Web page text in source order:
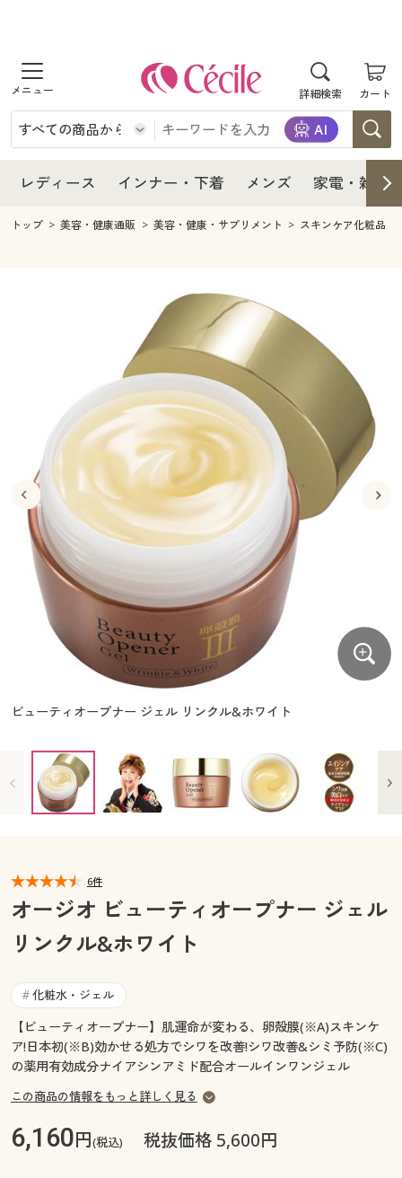
詳細検索 カート
商品を探す
レディース
レディースファッション
インナー・下着
インナー・下着通販すべて
ジュニア・ティーンズ下着
メンズ
キッチン・雑貨・日用品
寝具・インテリア・家具
寝具・インテリア・家具通販すべて
家具・収納
寝具・ベッド
カーテン・ラグ・ファブリック
美容・健康通販すべて
美容・健康・サプリメント
制服・スクール
制服・スクールすべて
制服・学生服
ジュニア・ティーンズ下着
大きいサイズ
大きいサイズ通販すべて
大きいサイズ レディース服
大きいサイズ レディース下着
大きいサイズ メンズ
バーゲン
バーゲンセール
シークレットセール
詳細検索
商品カテゴリ一覧
カタログ
カタログ・チラシからのご注文
デジタルカタログ
カタログ無料プレゼント
マイページ
閲覧履歴
お気に入り
サポート
よくある質問とお問い合わせ
レディース インナー・下着 メンズ 家電・雑貨
レディース
レディース通販すべて
レディースファッション
インナー・下着
インナー・下着通販すべて
ジュニア・ティーンズ下着
メンズ
キッチン・雑貨・日用品
寝具・インテリア・家具通販すべて
寝具・ベッド
カーテン・ラグ・ファブリック
美容・健康通販すべて
美容・健康・サプリメント
制服・スクールすべて
制服・学生服
ジュニア・ティーンズ下着
大きいサイズ
大きいサイズ通販すべて
大きいサイズ レディース服
大きいサイズ レディース下着
大きいサイズ メンズ
大きいサイズ 事務・制服
バーゲン
バーゲンセール
シークレットセール
詳細検索
商品カテゴリ一覧
カタログ
カタログ・チラシからのご注文
カタログ無料プレゼント
会員メニュー
閲覧履歴
お気に入り
サポート
ご利用ガイド
よくある質問とお問い合わせ
トップ 美容・健康通販 美容・健康・サプリメント スキンケア化粧品
ビューティオープナー ジェル リンクル&ホワイト
6件
オージオ ビューティオープナー ジェル
リンクル&ホワイト
# 化粧水・ジェル
【ビューティオープナー】肌運命が変わる、卵殻膜(※A)スキンケ
ア!日本初(※B)効かせる処方でシワを改善!シワ改善&シミ予防(※C)
の薬用有効成分ナイアシンアミド配合オールインワンジェル
この商品の情報をもっと詳しく見る
6,160円(税込) 税抜価格 5,600円